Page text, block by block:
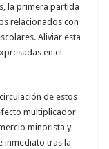
la primera partida
relacionados con
Aliviar esta
en el
de estos
multiplicador
minorista y
inmediato tras la